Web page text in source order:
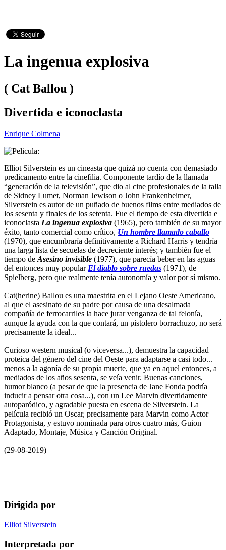
La ingenua explosiva
( Cat Ballou )
Divertida e iconoclasta
Enrique Colmena
Elliot Silverstein es un cineasta que quizá no cuenta con demasiado
predicamento entre la cinefilia. Componente tardío de la llamada
“generación de la televisión”, que dio al cine profesionales de la talla
de Sidney Lumet, Norman Jewison o John Frankenheimer,
Silverstein es autor de un puñado de buenos films entre mediados de
los sesenta y finales de los setenta. Fue el tiempo de esta divertida e
iconoclasta La ingenua explosiva (1965), pero también de su mayor
éxito, tanto comercial como crítico, Un hombre llamado caballo
(1970), que encumbraría definitivamente a Richard Harris y tendría
una larga lista de secuelas de decreciente interés; y también fue el
tiempo de Asesino invisible (1977), que parecía beber en las aguas
del entonces muy popular El diablo sobre ruedas (1971), de
Spielberg, pero que realmente tenía autonomía y valor por sí mismo.
Cat(herine) Ballou es una maestrita en el Lejano Oeste Americano,
al que el asesinato de su padre por causa de una desalmada
compañía de ferrocarriles la hace jurar venganza de tal felonía,
aunque la ayuda con la que contará, un pistolero borrachuzo, no será
precisamente la ideal...
Curioso western musical (o viceversa...), demuestra la capacidad
proteica del género del cine del Oeste para adaptarse a casi todo...
menos a la agonía de su propia muerte, que ya en aquel entonces, a
mediados de los años sesenta, se veía venir. Buenas canciones,
humor blanco (a pesar de que la presencia de Jane Fonda podría
inducir a pensar otra cosa...), con un Lee Marvin divertidamente
autoparódico, y agradable puesta en escena de Silverstein. La
película recibió un Oscar, precisamente para Marvin como Actor
Protagonista, y estuvo nominada para otros cuatro más, Guion
Adaptado, Montaje, Música y Canción Original.
(29-08-2019)
Dirigida por
Elliot Silverstein
Interpretada por